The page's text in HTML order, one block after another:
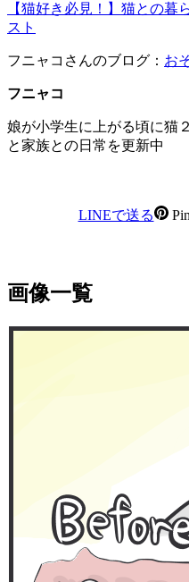
【猫好き必見！】猫との暮
スト
フニャコさんのブログ： お
フニャコ
娘が小学生に上がる頃に猫
と家族との日常を更新中
LINEで送る
画像一覧